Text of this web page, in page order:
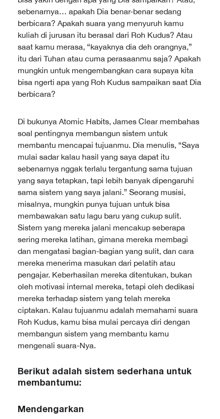
sebenarnya… apakah Dia benar-benar sedang
berbicara? Apakah suara yang menyuruh kamu
kuliah di jurusan itu berasal dari Roh Kudus? Atau
saat kamu merasa, “kayaknya dia deh orangnya,”
itu dari Tuhan atau cuma perasaanmu saja? Apakah
mungkin untuk mengembangkan cara supaya kita
bisa ngerti apa yang Roh Kudus sampaikan saat Dia
berbicara?
Di bukunya Atomic Habits, James Clear membahas
soal pentingnya membangun sistem untuk
membantu mencapai tujuanmu. Dia menulis, “Saya
mulai sadar kalau hasil yang saya dapat itu
sebenarnya nggak terlalu tergantung sama tujuan
yang saya tetapkan, tapi lebih banyak dipengaruhi
sama sistem yang saya jalani.” Seorang musisi,
misalnya, mungkin punya tujuan untuk bisa
membawakan satu lagu baru yang cukup sulit.
Sistem yang mereka jalani mencakup seberapa
sering mereka latihan, gimana mereka membagi
dan mengatasi bagian-bagian yang sulit, dan cara
mereka menerima masukan dari pelatih atau
pengajar. Keberhasilan mereka ditentukan, bukan
oleh motivasi internal mereka, tetapi oleh dedikasi
mereka terhadap sistem yang telah mereka
ciptakan. Kalau tujuanmu adalah memahami suara
Roh Kudus, kamu bisa mulai percaya diri dengan
membangun sistem yang membantu kamu
mengenali suara-Nya.
Berikut adalah sistem sederhana untuk
membantumu:
Mendengarkan